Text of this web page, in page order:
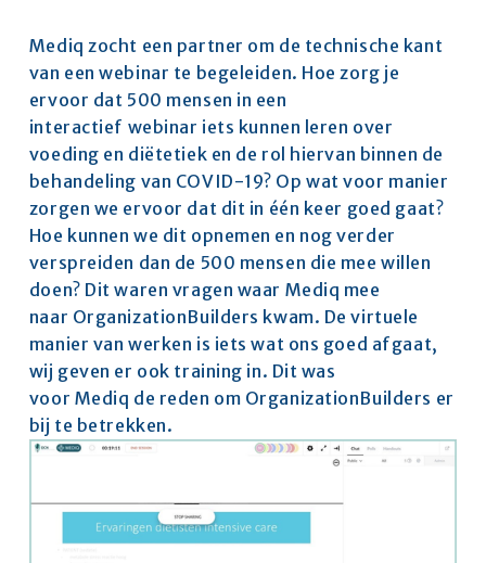
Mediq zocht een partner om de technische kant
van een webinar te begeleiden. Hoe zorg je
ervoor dat 500 mensen in een
interactief webinar iets kunnen leren over
voeding en diëtetiek en de rol hiervan binnen de
behandeling van COVID-19? Op wat voor manier
zorgen we ervoor dat dit in één keer goed gaat?
Hoe kunnen we dit opnemen en nog verder
verspreiden dan de 500 mensen die mee willen
doen? Dit waren vragen waar Mediq mee
naar OrganizationBuilders kwam. De virtuele
manier van werken is iets wat ons goed afgaat,
wij geven er ook training in. Dit was
voor Mediq de reden om OrganizationBuilders er
bij te betrekken.